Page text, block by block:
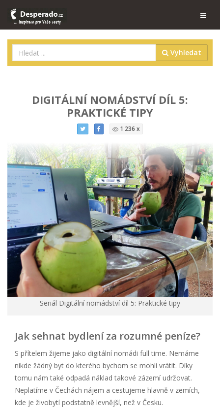
Vyhledat
DIGITÁLNÍ NOMÁDSTVÍ DÍL 5:
PRAKTICKÉ TIPY
1 236 x
Seriál Digitální nomádství díl 5: Praktické tipy
Jak sehnat bydlení za rozumné peníze?
S přítelem žijeme jako digitální nomádi full time. Nemáme
nikde žádný byt do kterého bychom se mohli vrátit. Díky
tomu nám také odpadá náklad takové zázemí udržovat.
Neplatíme v Čechách nájem a cestujeme hlavně v zemích,
kde je živobytí podstatně levnější, než v Česku.